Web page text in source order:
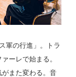
軍の行進」。トラ
ーレで始まる。
また変わる。音